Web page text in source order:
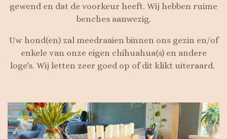
gewend en dat de voorkeur heeft. Wij hebben ruime
benches aanwezig.
Uw hond(en) zal meedraaien binnen ons gezin en/of
enkele van onze eigen chihuahua(s) en andere
loge's. Wij letten zeer goed op of dit klikt uiteraard.